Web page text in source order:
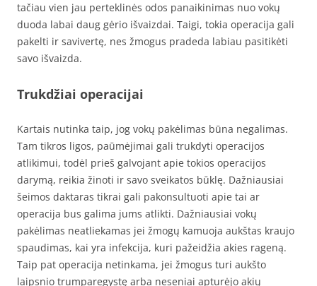
tačiau vien jau perteklinės odos panaikinimas nuo vokų
duoda labai daug gėrio išvaizdai. Taigi, tokia operacija gali
pakelti ir savivertę, nes žmogus pradeda labiau pasitikėti
savo išvaizda.
Trukdžiai operacijai
Kartais nutinka taip, jog vokų pakėlimas būna negalimas.
Tam tikros ligos, paūmėjimai gali trukdyti operacijos
atlikimui, todėl prieš galvojant apie tokios operacijos
darymą, reikia žinoti ir savo sveikatos būklę. Dažniausiai
šeimos daktaras tikrai gali pakonsultuoti apie tai ar
operacija bus galima jums atlikti. Dažniausiai vokų
pakėlimas neatliekamas jei žmogų kamuoja aukštas kraujo
spaudimas, kai yra infekcija, kuri pažeidžia akies rageną.
Taip pat operacija netinkama, jei žmogus turi aukšto
laipsnio trumparegystę arba neseniai apturėjo akių